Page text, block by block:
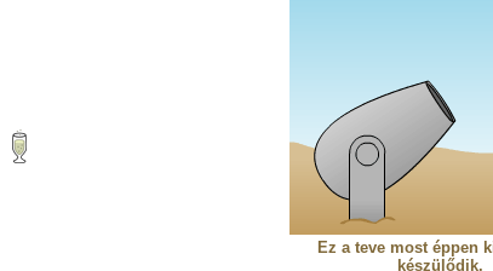
Ez a teve most éppen
készülődik.